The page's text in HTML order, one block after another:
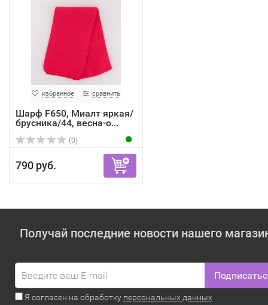
избранное сравнить
Шарф F650, Миалт яркая/
брусника/44, весна-о...
(0)
790 руб.
Получай последние новости нашего
Я согласен на обработку персональных данных